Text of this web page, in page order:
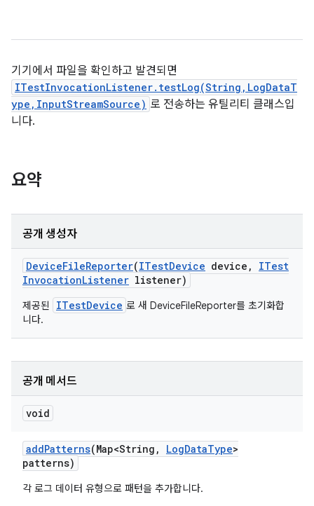
기기에서 파일을 확인하고 발견되면
ITestInvocationListener.testLog(String,LogDataT
ype,InputStreamSource) 로 전송하는 유틸리티 클래스입
니다.
요약
공개 생성자
DeviceFileReporter(ITestDevice device ,
ITest
InvocationListener listener)
제공된 ITestDevice 로 새 DeviceFileReporter를 초기화합
니다.
공개 메서드
void
addPatterns(Map<String , LogDataType>
patterns)
각 로그 데이터 유형으로 패턴을 추가합니다.